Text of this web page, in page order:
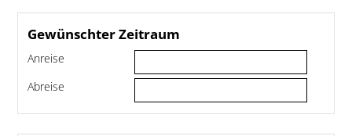
Gewünschter Zeitraum
Anreise
Abreise